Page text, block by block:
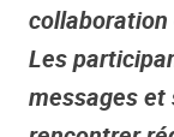
Les
messages et